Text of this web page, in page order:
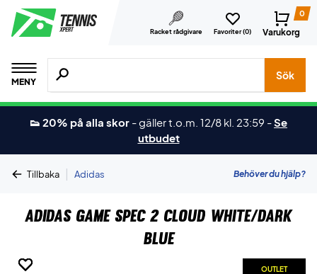
Racket rådgivare Favoriter (0)
0
Varukorg
MENY
Sök efter produkter, märken osv.
Sök
👟 20% på alla skor -gäller t.o.m. 12/8 kl. 23:59 -Se
utbudet
Tillbaka | Adidas Behöver du hjälp?
Adidas Game Spec 2 Cloud White/Dark
Blue
OUTLET
OUTLET
OUTLET
OUTLET
OUTLET
OUTLET